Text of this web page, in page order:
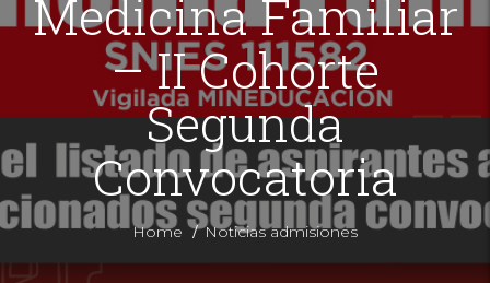
Medicina Familiar
– II Cohorte
Segunda
Convocatoria
Home /Noticias admisiones